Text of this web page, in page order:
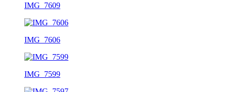
IMG_7609
IMG_7606
IMG_7599